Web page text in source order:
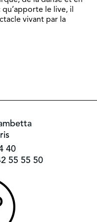
le live, il
vivant par la
40
55 55 50